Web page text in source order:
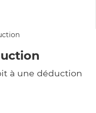
à une déduction